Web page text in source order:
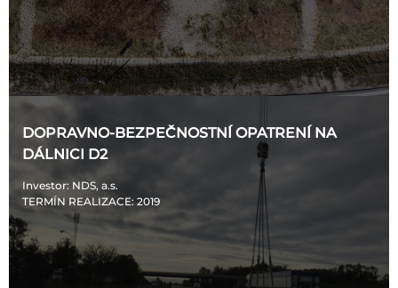
DOPRAVNO-BEZPEČNOSTNÍ OPATRENÍ NA
DÁLNICI D2
Investor: NDS, a.s.
TERMÍN REALIZACE: 2019